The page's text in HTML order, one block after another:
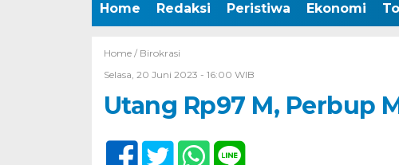
Home Redaksi Peristiwa Ekonomi
Home / Birokrasi
Selasa, 20 Juni 2023 - 16:00 WIB
Utang Rp97 M, Perbup